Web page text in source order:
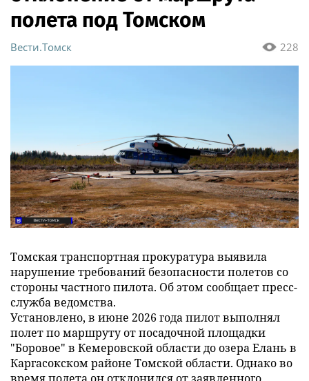
полета под Томском
228
Вести.Томск
Томская транспортная прокуратура выявила
нарушение требований безопасности полетов со
стороны частного пилота. Об этом сообщает пресс-
служба ведомства.
Установлено, в июне 2026 года пилот выполнял
полет по маршруту от посадочной площадки
"Боровое" в Кемеровской области до озера Елань в
Каргасокском районе Томской области. Однако во
время полета он отклонился от заявленного